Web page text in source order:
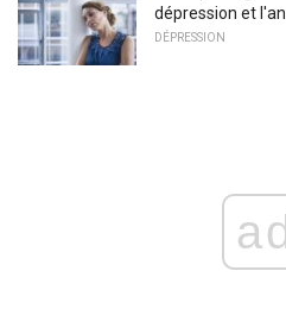
dépression et
DÉPRESSION